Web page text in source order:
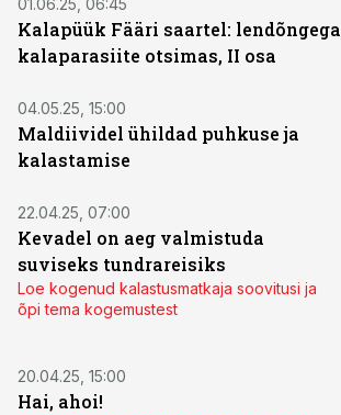
01.06.25, 06:45
Kalapüük Fääri saartel: lendõngega
kalaparasiite otsimas, II osa
04.05.25, 15:00
Maldiividel ühildad puhkuse ja
kalastamise
22.04.25, 07:00
Kevadel on aeg valmistuda
suviseks tundrareisiks
Loe kogenud kalastusmatkaja soovitusi ja
õpi tema kogemustest
20.04.25, 15:00
Hai, ahoi!